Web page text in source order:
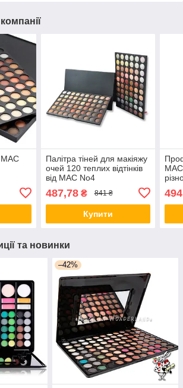
МАС
Палітра тіней для макіяжу
очей 120 теплих відтінків
від МАС No4
487,78₴ 841 ₴
Купити
МАС
МАС
та новинки
–42%